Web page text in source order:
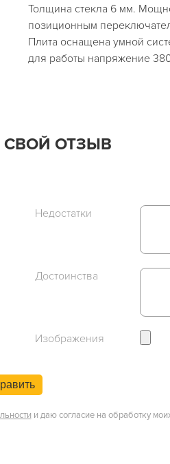
Толщина стекла 6 мм.
позиционным
Плита оснащена умной
для работы напряжение
ОТЗЫВ
Недостатки
Достоинства
Изображения
и даю согласие на обработку